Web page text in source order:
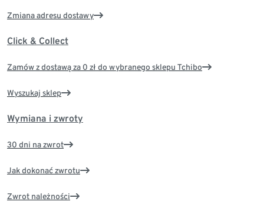
Zmiana adresu dostawy
Click & Collect
Zamów z dostawą za 0 zł do wybranego sklepu Tchibo
Wyszukaj sklep
Wymiana i zwroty
30 dni na zwrot
Jak dokonać zwrotu
Zwrot należności